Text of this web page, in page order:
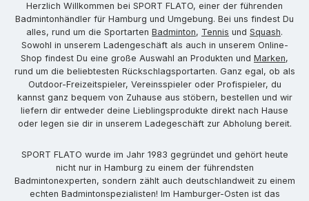
Herzlich Willkommen bei SPORT FLATO, einer der führenden
Badmintonhändler für Hamburg und Umgebung. Bei uns findest Du
alles, rund um die Sportarten Badminton, Tennis und Squash.
Sowohl in unserem Ladengeschäft als auch in unserem Online-
Shop findest Du eine große Auswahl an Produkten und Marken,
rund um die beliebtesten Rückschlagsportarten. Ganz egal, ob als
Outdoor-Freizeitspieler, Vereinsspieler oder Profispieler, du
kannst ganz bequem von Zuhause aus stöbern, bestellen und wir
liefern dir entweder deine Lieblingsprodukte direkt nach Hause
oder legen sie dir in unserem Ladegeschäft zur Abholung bereit.
SPORT FLATO wurde im Jahr 1983 gegründet und gehört heute
nicht nur in Hamburg zu einem der führendsten
Badmintonexperten, sondern zählt auch deutschlandweit zu einem
echten Badmintonspezialisten! Im Hamburger-Osten ist das